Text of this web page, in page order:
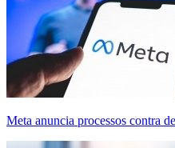
Meta anuncia processos contra